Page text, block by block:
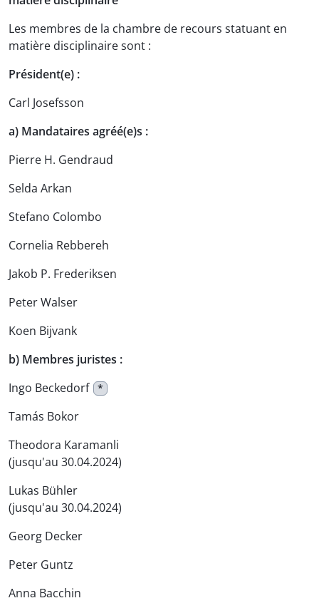
Les membres de la chambre de recours statuant en
matière disciplinaire sont :
Président(e) :
Carl Josefsson
a) Mandataires agréé(e)s :
Pierre H. Gendraud
Selda Arkan
Stefano Colombo
Cornelia Rebbereh
Jakob P. Frederiksen
Peter Walser
Koen Bijvank
b) Membres juristes :
Ingo Beckedorf
*
Tamás Bokor
Theodora Karamanli
(jusqu'au 30.04.2024)
Lukas Bühler
(jusqu'au 30.04.2024)
Georg Decker
Peter Guntz
Anna Bacchin